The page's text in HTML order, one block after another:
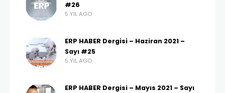
#26
5 YIL AGO
ERP HABER Dergisi – Haziran 2021 –
Sayı #25
5 YIL AGO
ERP HABER Dergisi – Mayıs 2021 – Sayı